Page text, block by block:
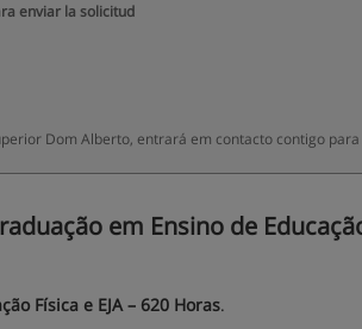
enviar la solicitud
Dom Alberto, entrará em contacto contigo
em Ensino de
Física e EJA – 620 Horas.